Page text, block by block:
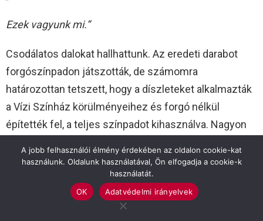
Ezek vagyunk mi.”
Csodálatos dalokat hallhattunk. Az eredeti darabot
forgószínpadon játszották, de számomra
határozottan tetszett, hogy a díszleteket alkalmazták
a Vízi Színház körülményeihez és forgó nélkül
építették fel, a teljes színpadot kihasználva. Nagyon
hiszen több darabot rendezett Békéscsabán,
Szarvason sem ez az első alkotása, amit bemutatnak.
A korszak népszerű dalai szólaltak meg az előadás
alatt, a dalokat komplett zenekar kísérte részben profi
A jobb felhasználói élmény érdekében az oldalon cookie-kat
használunk. Oldalunk használatával, Ön elfogadja a cookie-k
használatát.
OK
Adatvédelmi irányelvek